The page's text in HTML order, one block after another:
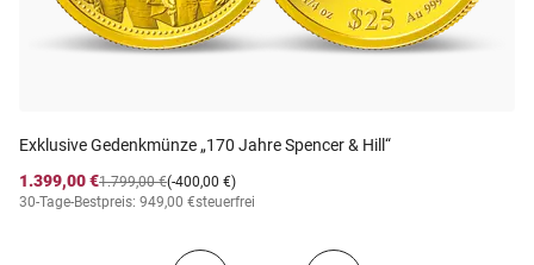
Exklusive Gedenkmünze „170 Jahre Spencer & Hill“
1.399,00 €
(-400,00 €)
1.799,00 €
30-Tage-Bestpreis: 949,00 €steuerfrei